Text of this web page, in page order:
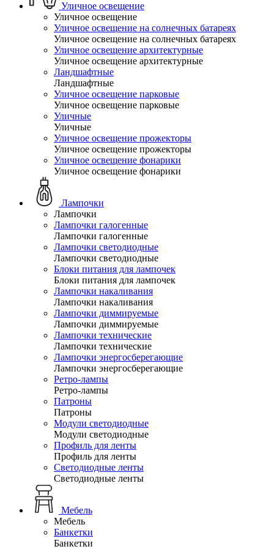
Уличное освещение
Уличное освещение
Уличное освещение на солнечных батареях
Уличное освещение на солнечных батареях
Уличное освещение архитектурные
Уличное освещение архитектурные
Ландшафтные
Ландшафтные
Уличное освещение парковые
Уличное освещение парковые
Уличные
Уличные
Уличное освещение прожекторы
Уличное освещение прожекторы
Уличное освещение фонарики
Уличное освещение фонарики
Лампочки
Лампочки
Лампочки галогенные
Лампочки галогенные
Лампочки светодиодные
Лампочки светодиодные
Блоки питания для лампочек
Блоки питания для лампочек
Лампочки накаливания
Лампочки накаливания
Лампочки диммируемые
Лампочки диммируемые
Лампочки технические
Лампочки технические
Лампочки энергосберегающие
Лампочки энергосберегающие
Ретро-лампы
Ретро-лампы
Патроны
Патроны
Модули светодиодные
Модули светодиодные
Профиль для ленты
Профиль для ленты
Светодиодные ленты
Светодиодные ленты
Мебель
Мебель
Банкетки
Банкетки